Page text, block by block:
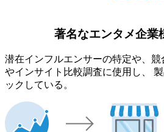
著名なエンタメ企業
潜在インフルエンサーの特定や、
やインサイト比較調査に使用し、
ックしている。